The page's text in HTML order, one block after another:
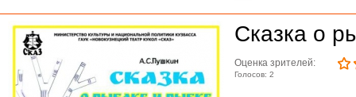
Сказка о
Оценка зрителей:
Голосов: 2